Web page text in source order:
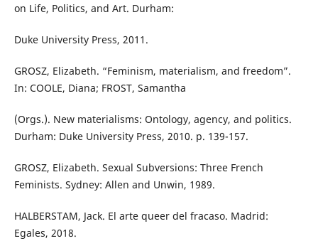
on Life, Politics, and Art. Durham:
Duke University Press, 2011.
GROSZ, Elizabeth. “Feminism, materialism, and freedom”.
In: COOLE, Diana; FROST, Samantha
(Orgs.). New materialisms: Ontology, agency, and politics.
Durham: Duke University Press, 2010. p. 139-157.
GROSZ, Elizabeth. Sexual Subversions: Three French
Feminists. Sydney: Allen and Unwin, 1989.
HALBERSTAM, Jack. El arte queer del fracaso. Madrid:
Egales, 2018.